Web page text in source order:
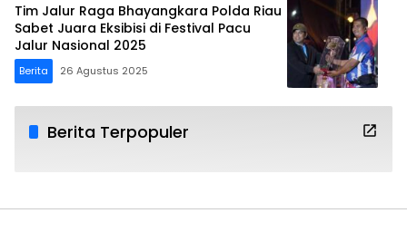
Tim Jalur Raga Bhayangkara Polda Riau
Sabet Juara Eksibisi di Festival Pacu
Jalur Nasional 2025
Berita 26 Agustus 2025
Berita Terpopuler